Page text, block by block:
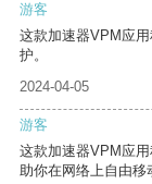
游客
这款加速器VPM应
护。
2024-04-05
游客
这款加速器VPM应
助你在网络上自由移